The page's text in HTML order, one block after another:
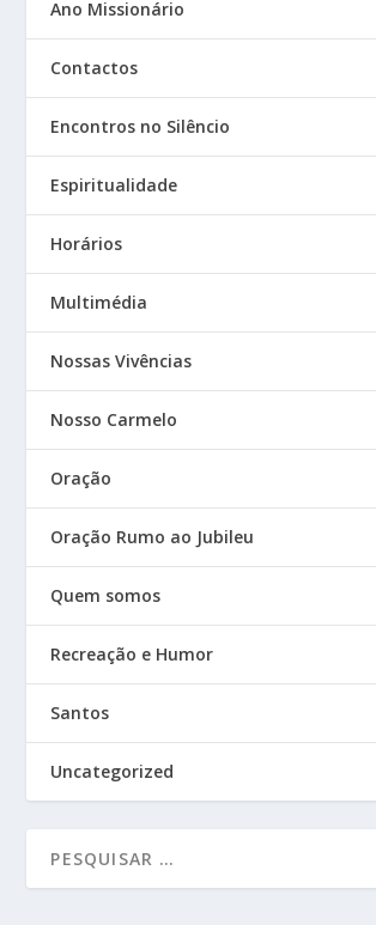
Ano Missionário
Contactos
Encontros no Silêncio
Espiritualidade
Horários
Multimédia
Nossas Vivências
Nosso Carmelo
Oração
Oração Rumo ao Jubileu
Quem somos
Recreação e Humor
Santos
Uncategorized